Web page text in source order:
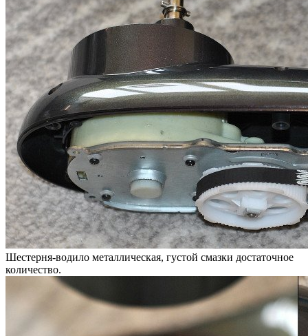
Шестерня-водило металлическая, густой смазки достаточное
количество.